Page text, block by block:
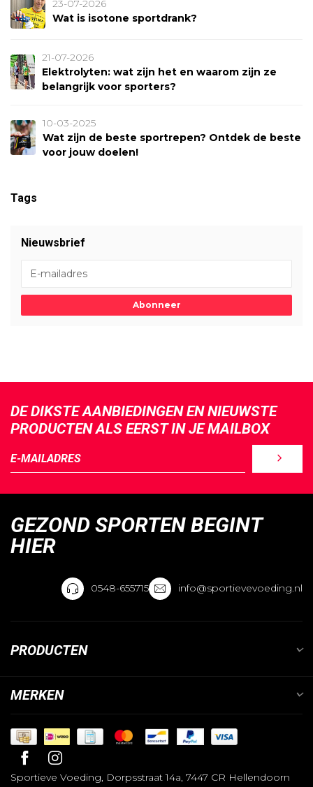
23-07-2026
Wat is isotone sportdrank?
21-07-2026
Elektrolyten: wat zijn het en waarom zijn ze
belangrijk voor sporters?
10-03-2025
Wat zijn de beste sportrepen? Ontdek de beste
voor jouw doelen!
Tags
Nieuwsbrief
Abonneer
DE DIKSTE AANBIEDINGEN EN NIEUWSTE
PRODUCTEN ALS EERST IN JE MAILBOX
GEZOND SPORTEN BEGINT
HIER
0548-655715 info@sportievevoeding.nl
PRODUCTEN
MERKEN
Sportieve Voeding, Dorpsstraat 14a, 7447 CR Hellendoorn